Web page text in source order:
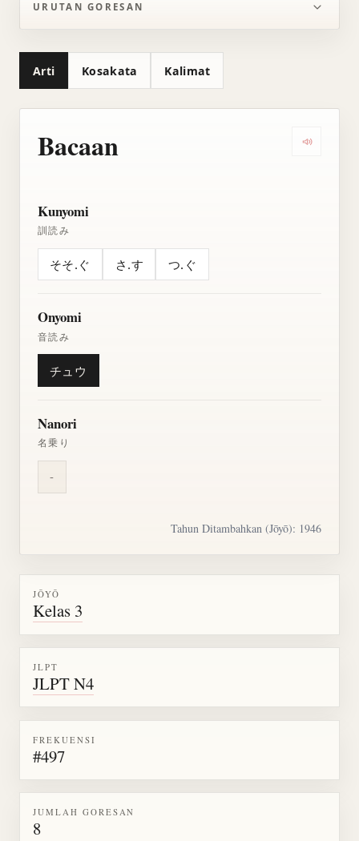
URUTAN GORESAN
Arti Kosakata Kalimat
Bacaan
Kunyomi
訓読み
そそ.ぐ さ.す つ.ぐ
Onyomi
音読み
チュウ
Nanori
名乗り
-
Tahun Ditambahkan (Jōyō): 1946
JŌYŌ
Kelas 3
JLPT
JLPT N4
FREKUENSI
#497
JUMLAH GORESAN
8